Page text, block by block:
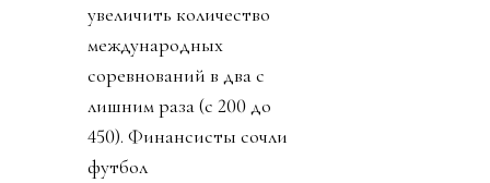
увеличить количество
международных
соревнований в два с
лишним раза (с 200 до
450). Финансисты сочли
футбол